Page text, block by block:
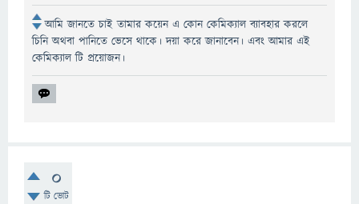
আমি জানতে চাই তামার কয়েন এ কোন কেমিক্যাল ব্যাবহার করলে
চিনি অথবা পানিতে ভেসে থাকে। দয়া করে জানাবেন। এবং আমার এই
কেমিক্যাল টি প্রয়োজন।
0
টি ভোট